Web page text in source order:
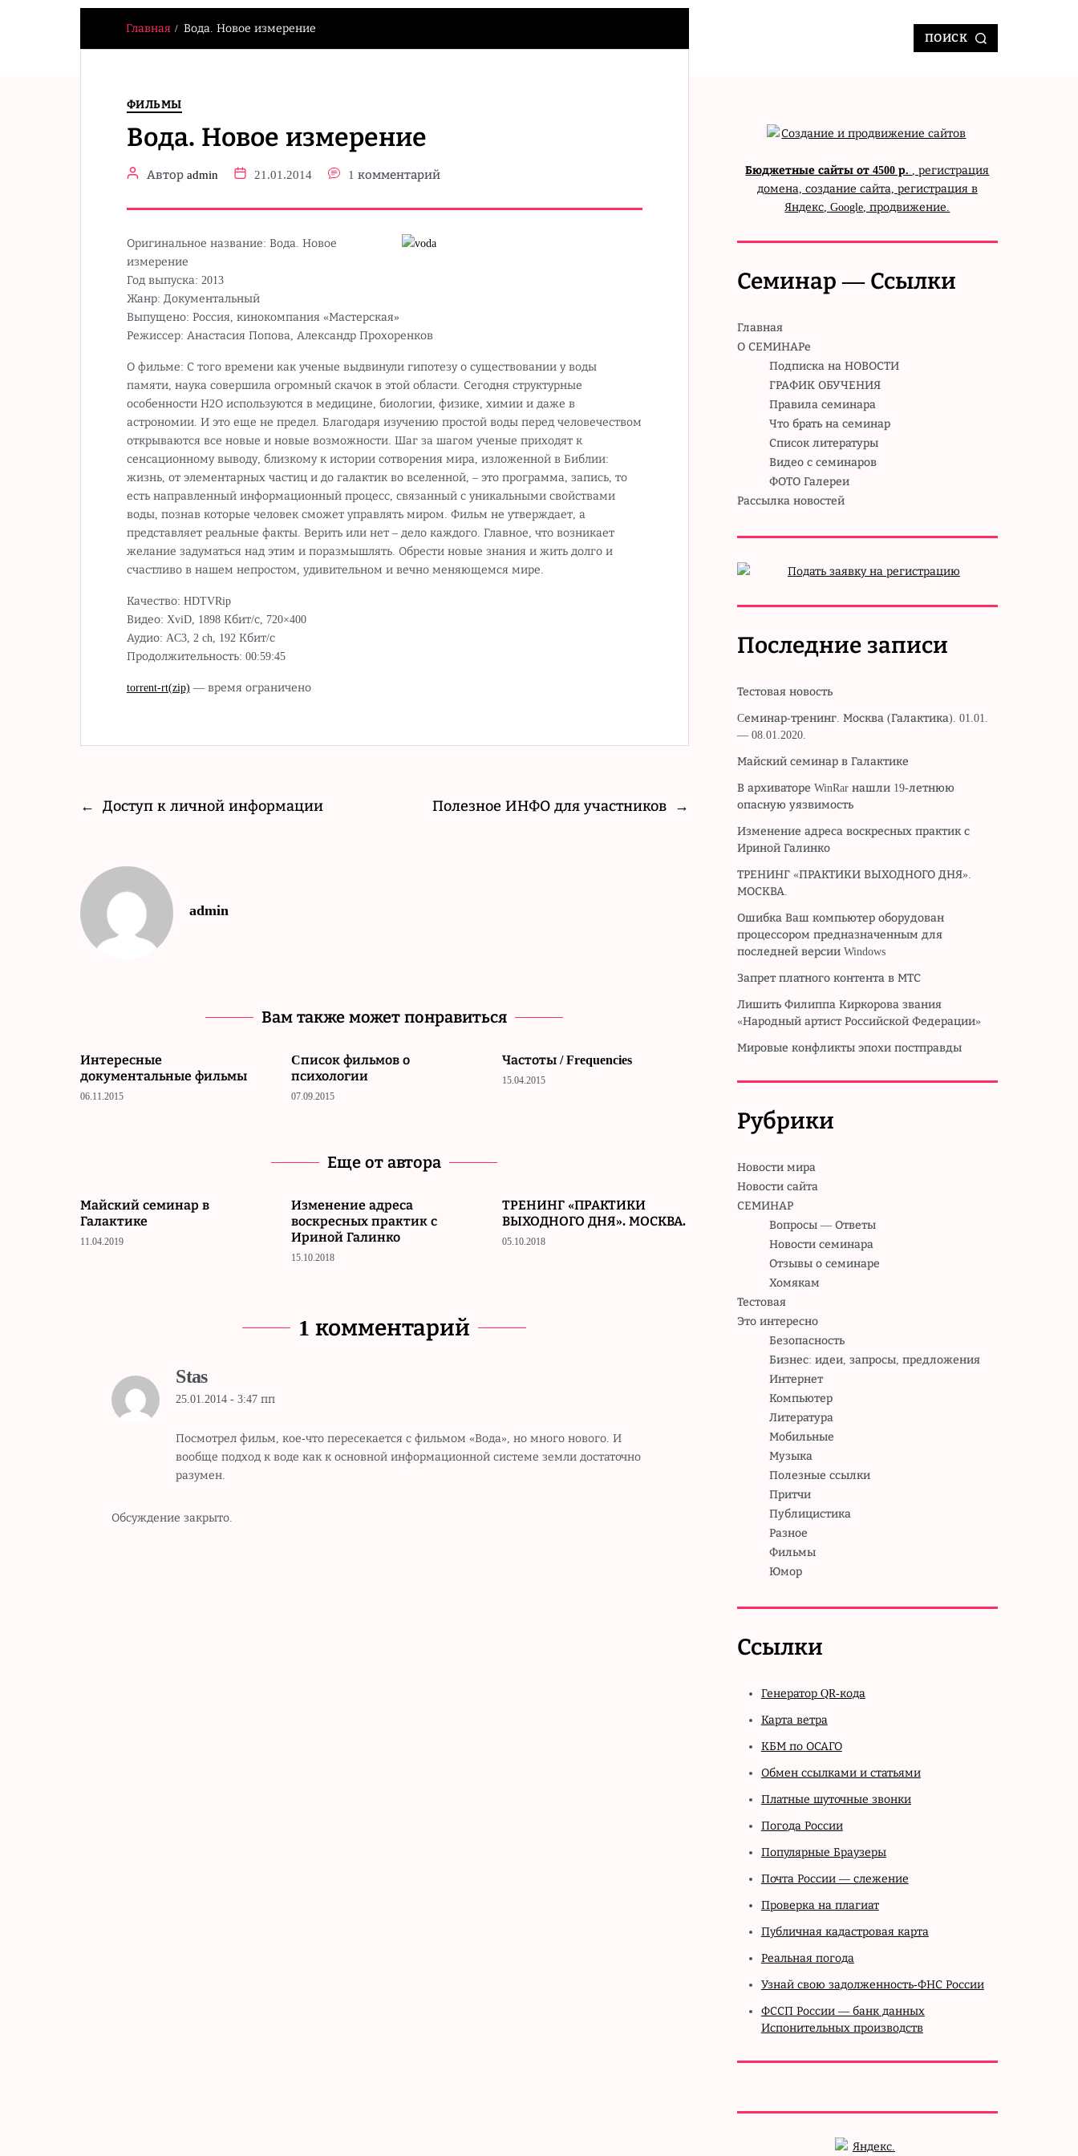
Hamster & Co ПОИСК
Главная Вода. Новое измерение
ФИЛЬМЫ
Вода. Новое измерение
Автор admin 21.01.2014 1 комментарий
Оригинальное название: Вода. Новое
измерение
Год выпуска: 2013
Жанр: Документальный
Выпущено: Россия, кинокомпания «Мастерская»
Режиссер: Анастасия Попова, Александр Прохоренков
О фильме: С того времени как ученые выдвинули гипотезу о существовании у воды
памяти, наука совершила огромный скачок в этой области. Сегодня структурные
особенности Н2О используются в медицине, биологии, физике, химии и даже в
астрономии. И это еще не предел. Благодаря изучению простой воды перед человечеством
открываются все новые и новые возможности. Шаг за шагом ученые приходят к
сенсационному выводу, близкому к истории сотворения мира, изложенной в Библии:
жизнь, от элементарных частиц и до галактик во вселенной, – это программа, запись, то
есть направленный информационный процесс, связанный с уникальными свойствами
воды, познав которые человек сможет управлять миром. Фильм не утверждает, а
представляет реальные факты. Верить или нет – дело каждого. Главное, что возникает
желание задуматься над этим и поразмышлять. Обрести новые знания и жить долго и
счастливо в нашем непростом, удивительном и вечно меняющемся мире.
Качество: HDTVRip
Видео: XviD, 1898 Кбит/с, 720×400
Аудио: AC3, 2 ch, 192 Кбит/с
Продолжительность: 00:59:45
torrent-rt(zip) — время ограничено
← Доступ к личной информации →
Полезное ИНФО для участников
admin
Вам также может понравиться
Интересные
документальные фильмы
06.11.2015
Cписок фильмов о
психологии
07.09.2015
Частоты / Frequencies
15.04.2015
Еще от автора
Майский семинар в
Галактике
11.04.2019
Изменение адреса
воскресных практик с
Ириной Галинко
15.10.2018
ТРЕНИНГ «ПРАКТИКИ
ВЫХОДНОГО ДНЯ». МОСКВА.
05.10.2018
1 комментарий
Stas
25.01.2014 - 3:47 пп
Посмотрел фильм, кое-что пересекается с фильмом «Вода», но много нового. И
вообще подход к воде как к основной информационной системе земли достаточно
разумен.
Обсуждение закрыто.
Бюджетные сайты от 4500 р. , регистрация
домена, создание сайта, регистрация в
Яндекс, Google, продвижение.
Семинар — Ссылки
Главная
О СЕМИНАРе
Подписка на НОВОСТИ
ГРАФИК ОБУЧЕНИЯ
Правила семинара
Что брать на семинар
Список литературы
Видео с семинаров
ФОТО Галереи
Рассылка новостей
Последние записи
Тестовая новость
Cеминар-тренинг. Москва (Галактика). 01.01.
— 08.01.2020.
Майский семинар в Галактике
В архиваторе WinRar нашли 19-летнюю
опасную уязвимость
Изменение адреса воскресных практик с
Ириной Галинко
ТРЕНИНГ «ПРАКТИКИ ВЫХОДНОГО ДНЯ».
МОСКВА.
Ошибка Ваш компьютер оборудован
процессором предназначенным для
последней версии Windows
Запрет платного контента в МТС
Лишить Филиппа Киркорова звания
«Народный артист Российской Федерации»
Мировые конфликты эпохи постправды
Рубрики
Новости мира
Новости сайта
СЕМИНАР
Вопросы — Ответы
Новости семинара
Отзывы о семинаре
Хомякам
Тестовая
Это интересно
Безопасность
Бизнес: идеи, запросы, предложения
Интернет
Компьютер
Литература
Мобильные
Музыка
Полезные ссылки
Притчи
Публицистика
Разное
Фильмы
Юмор
Ссылки
Генератор QR-кода
Карта ветра
КБМ по ОСАГО
Обмен ссылками и статьями
Платные шуточные звонки
Погода России
Популярные Браузеры
Почта России — слежение
Проверка на плагиат
Публичная кадастровая карта
Реальная погода
Узнай свою задолженность-ФНС России
ФССП России — банк данных
Испонительных производств